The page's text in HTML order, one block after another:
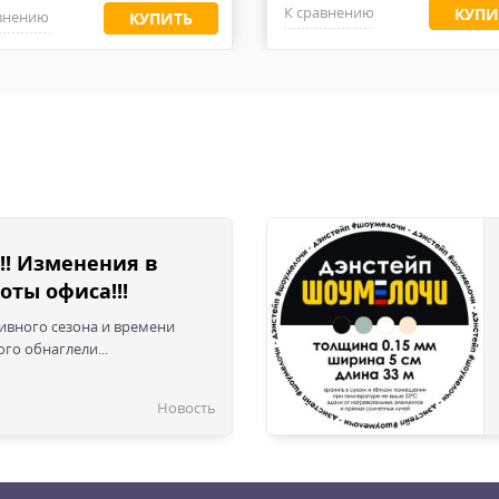
обратите внимание, что при работе с высоко
изнашиваться и приходить в негодность. Перчатки, ремни,
КУПИТЬ К сравнению
Изменения в
офиса!!!
сезона и времени
обнаглели...
Новость